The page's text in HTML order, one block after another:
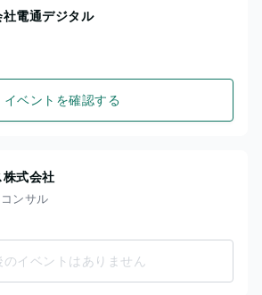
電通デジタル
イベントを確認する
株式会社
ンサル
のイベントはありません